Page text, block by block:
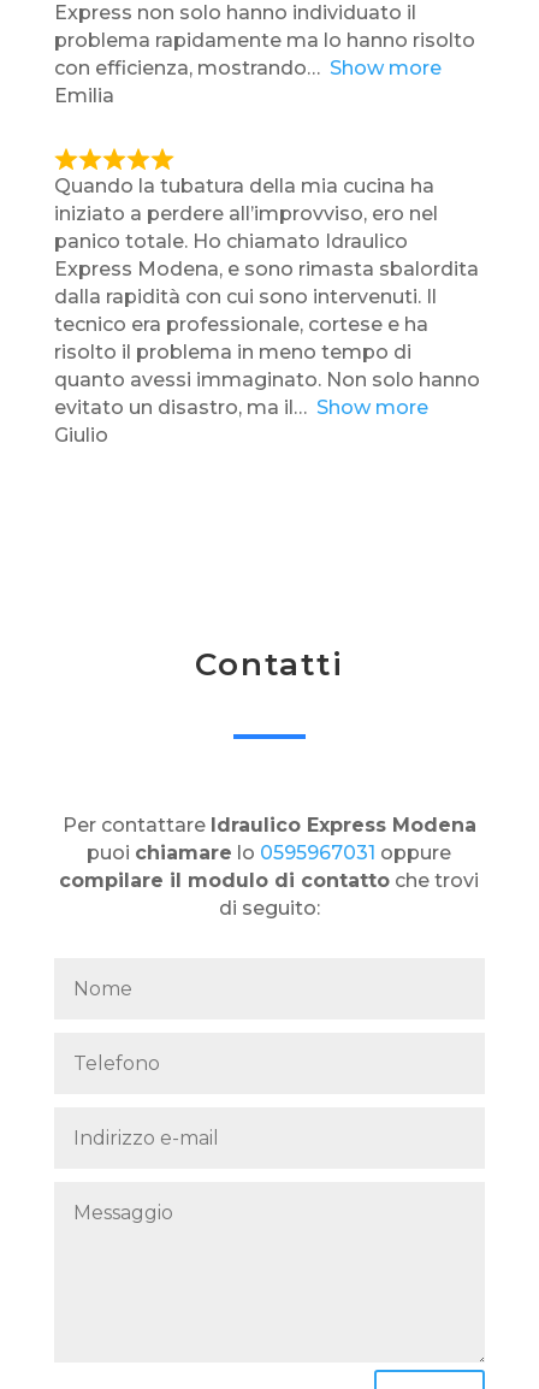
0
o
u
t
f
5
Express non solo hanno individuato il
problema rapidamente ma lo hanno risolto
con efficienza, mostrando
Show more
Emilia
R
a
t
e
d
5
0
o
u
Quando la tubatura della mia cucina ha
iniziato a perdere all’improvviso, ero nel
panico totale. Ho chiamato Idraulico
Express Modena, e sono rimasta sbalordita
dalla rapidità con cui sono intervenuti. Il
tecnico era professionale, cortese e ha
risolto il problema in meno tempo di
quanto avessi immaginato. Non solo hanno
evitato un disastro, ma il
Show more
Giulio
Contatti
Per contattare Idraulico Express Modena
puoi chiamare lo 0595967031 oppure
compilare il modulo di contatto che trovi
di seguito: